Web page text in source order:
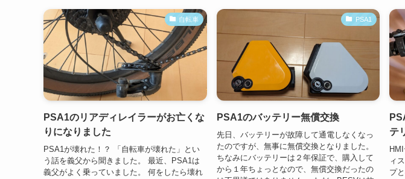
自転車
PSA1のリアディレイラーがお亡くな
りになりました
PSA1が壊れた！？ 「自転車が壊れた」とい
う話を義父から聞きました。 最近、PSA1は
義父がよく乗っていました。 何をしたら壊れ
PSA1
PSA1のバッテリー無償交換
先日、バッテリーが故障して通電しなくなっ
たのですが、無事に無償交換となりました。
ちなみにバッテリーは２年保証で、購入して
から１年ちょっとなので、無償交換だったの
テ
ィ
プ